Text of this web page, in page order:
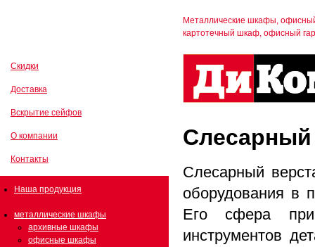
Металлические шкафы,
картотечный шкаф, офисный
Слесарный
Слесарный
оборудования в
Его сфера
инструментов
Скидки
Доставка
Вскрытие сейфов
О компании
Контакты
Наша продукция
металлические шкафы
архивные шкафы
офисные шкафы